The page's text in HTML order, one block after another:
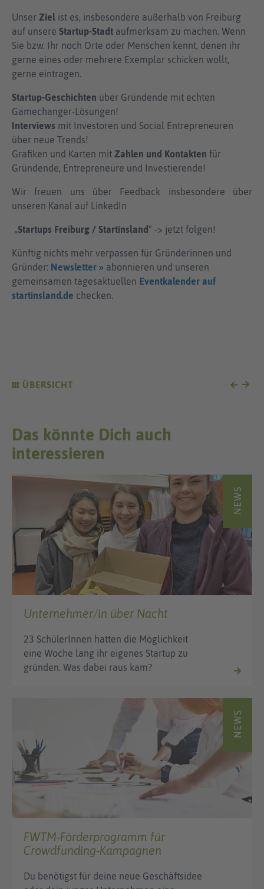
Unser Ziel ist es, insbesondere außerhalb von Freiburg
auf unsere Startup-Stadt aufmerksam zu machen. Wenn
Sie bzw. Ihr noch Orte oder Menschen kennt, denen ihr
gerne eines oder mehrere Exemplar schicken wollt,
gerne eintragen.
Startup-Geschichten über Gründende mit echten
Gamechanger-Lösungen!
Interviews mit Investoren und Social Entrepreneuren
über neue Trends!
Grafiken und Karten mit Zahlen und Kontakten für
Gründende, Entrepreneure und Investierende!
Wir freuen uns über Feedback insbesondere über
unseren Kanal auf LinkedIn
„Startups Freiburg / Startinsland “ -> jetzt folgen!
Künftig nichts mehr verpassen für Gründerinnen und
Gründer: Newsletter » abonnieren und unseren
gemeinsamen tagesaktuellen Eventkalender auf
startinsland.de checken.
ÜBERSICHT
Das könnte Dich auch
interessieren
NEWS
Unternehmer/in über Nacht
23 SchülerInnen hatten die Möglichkeit
eine Woche lang ihr eigenes Startup zu
gründen. Was dabei raus kam?
NEWS
FWTM-Förderprogramm für
Crowdfunding-Kampagnen
Du benötigst für deine neue Geschäftsidee